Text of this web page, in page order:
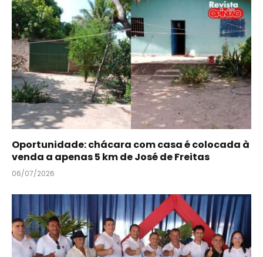
Oportunidade: chácara com casa é colocada à
venda a apenas 5 km de José de Freitas
06/07/2026